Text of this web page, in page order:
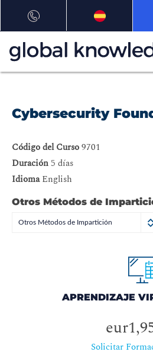
Cybersecurity
Código del Curso9701
Duración 5 días
IdiomaEnglish
Otros Métodos de
Otros Métodos de Impartición
APRENDIZAJE
Solicitar